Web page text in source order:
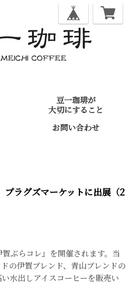
豆一珈琲が
大切にすること
お問い合わせ
ラグズマーケットに出展（2
ぶらコレ』を開催されます。当
の伊賀ブレンド、青山ブレンドの
水出しアイスコーヒーを販売い